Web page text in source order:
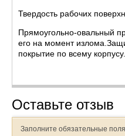
Твердость рабочих
Прямоугольно-овальный
его на момент
покрытие по всему корпусу.
Оставьте отзыв
Заполните обязательные поля